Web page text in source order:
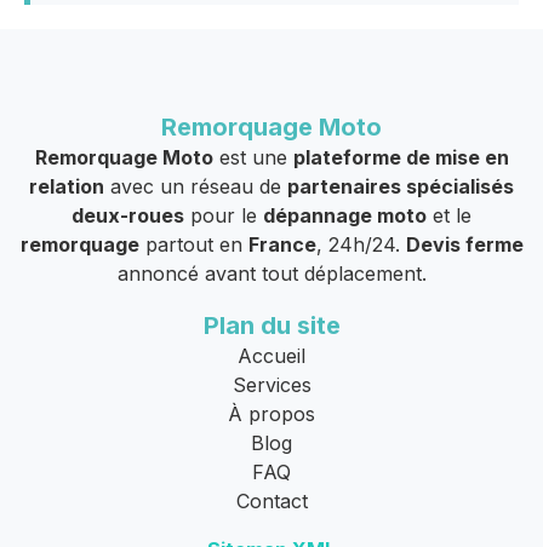
Remorquage Moto
Remorquage Motoest une plateforme de mise en
relation avec un réseau de partenaires spécialisés
deux-roues pour le dépannage moto et le
remorquagepartout en France, 24h/24. Devis ferme
annoncé avant tout déplacement.
Plan du site
Accueil
Services
À propos
Blog
FAQ
Contact